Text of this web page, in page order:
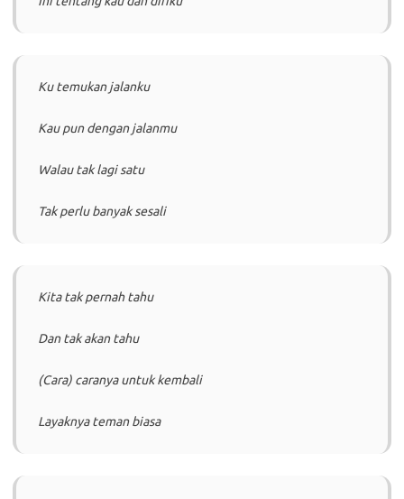
Ku temukan jalanku
Kau pun dengan jalanmu
Walau tak lagi satu
Tak perlu banyak sesali
Kita tak pernah tahu
Dan tak akan tahu
(Cara) caranya untuk kembali
Layaknya teman biasa